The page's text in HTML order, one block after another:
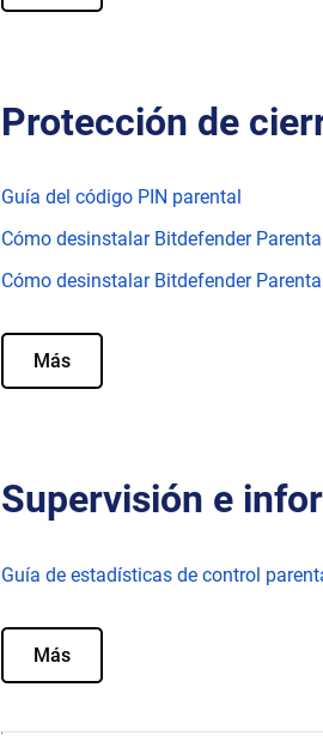
Protección de
Guía del código PIN parental
Cómo desinstalar Bitdefender
Cómo desinstalar Bitdefender
Más
Supervisión e
Guía de estadísticas de control
Más